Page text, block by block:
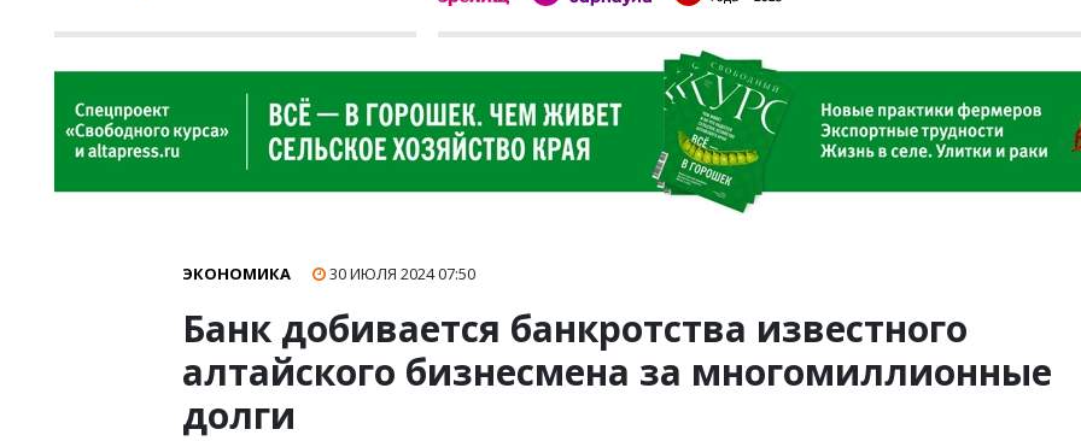
ЭКОНОМИКА 30 ИЮЛЯ 202407:50
Банк добивается банкротства известного
алтайского бизнесмена за многомиллионные
долги